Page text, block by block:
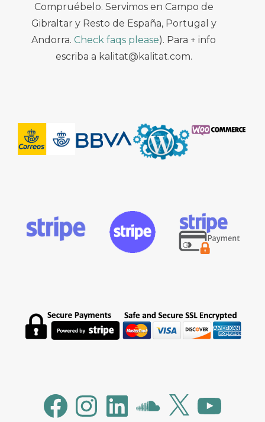
Compruébelo. Servimos en Campo de
Gibraltar y Resto de España, Portugal y
Andorra. Check faqs please). Para + info
escriba a kalitat@kalitat.com.
FacebookInstagramLinkedInSoundCloud
X YouTube